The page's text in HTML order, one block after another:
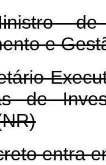
e
de
entra